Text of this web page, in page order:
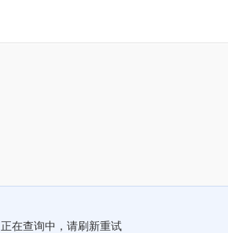
正在查询中，请刷新重试